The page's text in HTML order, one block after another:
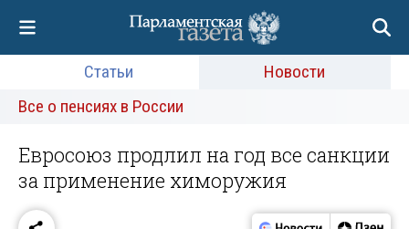
Статьи
Новости
Все о пенсиях в России
Евросоюз продлил на год все санкции
за применение химоружия